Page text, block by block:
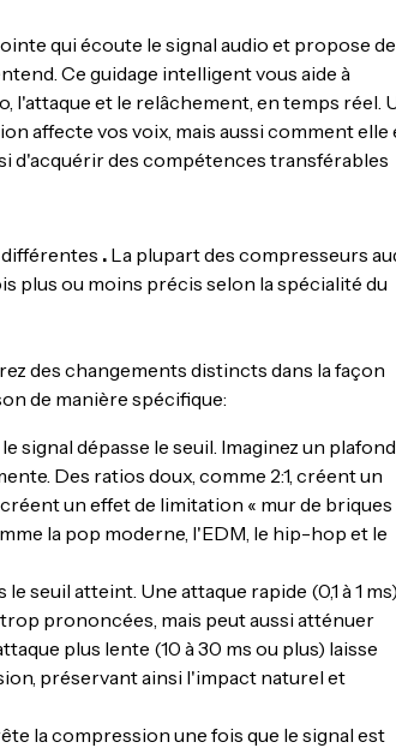
qui écoute le signal audio et propose
Ce guidage intelligent vous aide à
l'attaque et le relâchement, en temps réel.
affecte vos voix, mais aussi comment elle
d'acquérir des compétences transférables
différentes . La plupart des compresseurs
plus ou moins précis selon la spécialité du
des changements distincts dans la façon
de manière spécifique:
signal dépasse le seuil. Imaginez un
Des ratios doux, comme 2:1, créent un
un effet de limitation « mur de briques
la pop moderne, l'EDM, le hip-hop et le
seuil atteint. Une attaque rapide (0,1 à 1 ms)
prononcées, mais peut aussi atténuer
plus lente (10 à 30 ms ou plus) laisse
préservant ainsi l'impact naturel et
la compression une fois que le signal est